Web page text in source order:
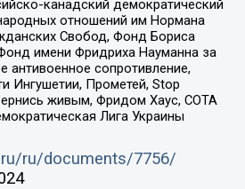
канадский демократический
отношений им Нормана
Свобод, Фонд Бориса
имени Фридриха Науманна за
антивоенное сопротивление,
Ингушетии, Прометей, Stop
живым, Фридом Хаус, СОТА
Лига Украины
ru/documents/7756/